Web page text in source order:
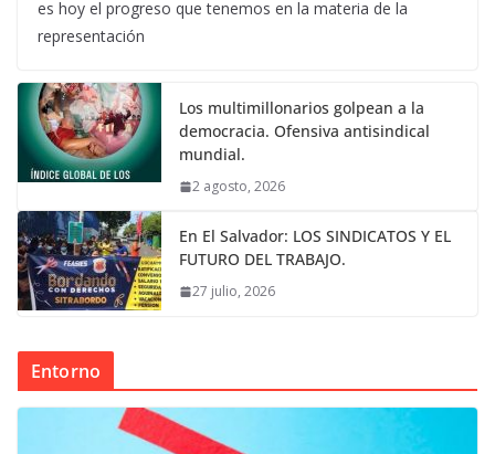
es hoy el progreso que tenemos en la materia de la
representación
Los multimillonarios golpean a la
democracia. Ofensiva antisindical
mundial.
2 agosto, 2026
En El Salvador: LOS SINDICATOS Y EL
FUTURO DEL TRABAJO.
27 julio, 2026
Entorno